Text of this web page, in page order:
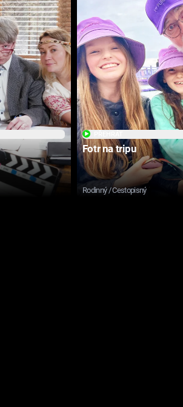
Fotr na tripu
Rodinný / Cestopisný